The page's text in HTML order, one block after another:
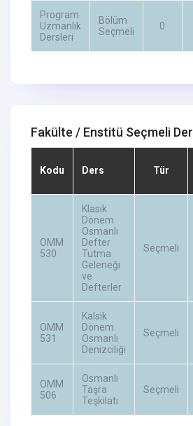
Program
Uzmanlık
Dersleri
Bölüm
Seçmeli
0
Fakülte / Enstitü Seçmeli
Kodu Ders Tür
OMM
530
Klasik
Dönem
Osmanlı
Defter
Tutma
Geleneği
ve
Defterler
Seçmeli
OMM
531
Kalsik
Dönem
Osmanlı
Denizciliği
Seçmeli
OMM
506
Osmanlı
Taşra
Teşkilatı
Seçmeli